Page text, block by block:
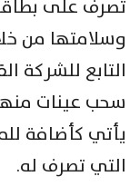
تصرف على
وسلامتها من
التابع ‏للشركة
سحب عينات
يأتي كأضافة
التي تصرف له.‏